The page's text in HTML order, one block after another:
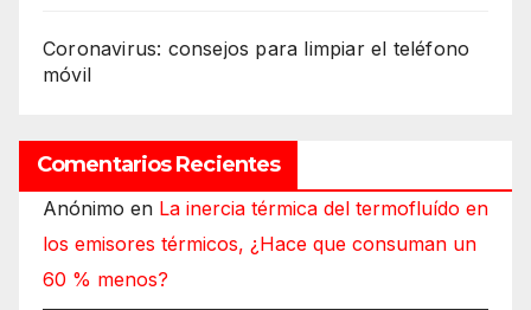
Coronavirus: consejos para limpiar el teléfono
móvil
Comentarios Recientes
Anónimo en La inercia térmica del termofluído en
los emisores térmicos, ¿Hace que consuman un
60 % menos?